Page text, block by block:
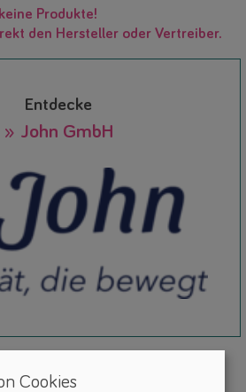
Produkte!
den Hersteller oder Vertreiber.
Entdecke
» John GmbH
Cookies